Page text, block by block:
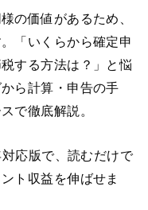
の価値があるため、
「いくらから確定申
する方法は？」と悩
ら計算・申告の手
で徹底解説。
応版で、読むだけで
ト収益を伸ばせま